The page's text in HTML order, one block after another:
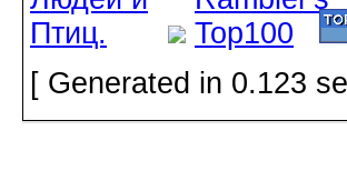
[ Generated in 0.123